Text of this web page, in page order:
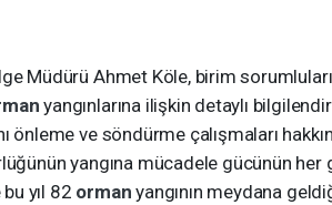
Müdürü Ahmet Köle, birim
yangınlarına ilişkin detaylı
önleme ve söndürme çalışmaları
yangına mücadele gücünün her
yıl 82 ormanyangının meydana